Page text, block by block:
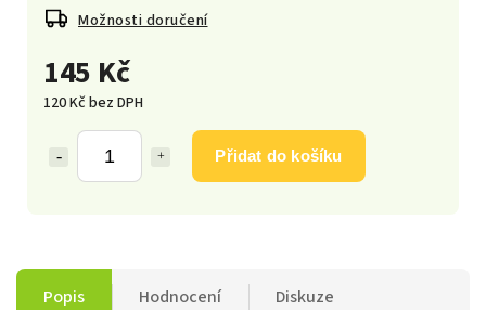
145 Kč
120 Kč bez DPH
Přidat do košíku
Možnosti doručení
Popis Hodnocení Diskuze